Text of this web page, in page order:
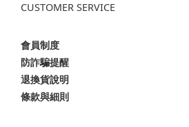
CUSTOMER SERVICE
會員制度
防詐騙提醒
退換貨說明
條款與細則